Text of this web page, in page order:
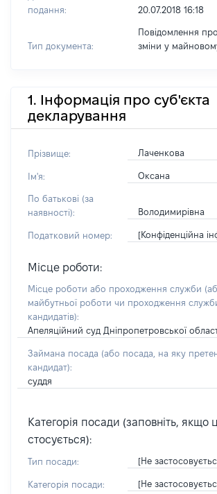
подання:
20.07.2018 16:18
Тип документа:
Повідомлення про
зміни y
1. Інформація про суб'єкта
декларування
Прізвище: Лаченкова
Ім'я: Оксана
По батькові (за
наявності):
Володимирівна
Податковий номер: [Конфіденційна
Місце роботи:
Місце роботи або проходження служби
майбутньої роботи чи проходження
кандидатів):
Апеляційний суд Дніпропетровської
Займана посада (або посада, на яку
кандидат):
суддя
Категорія посади (заповніть, якщо
стосується):
Тип посади: [Не
Категорія посади: [Не